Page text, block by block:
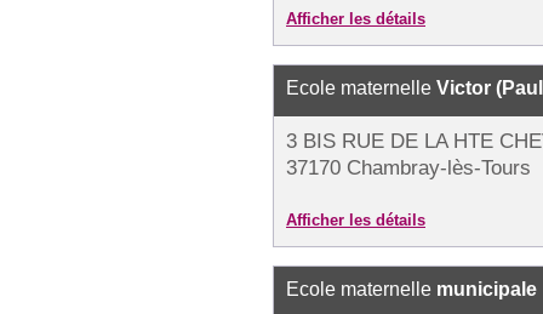
Afficher les détails
Ecole maternelle Victor
3 BIS RUE DE LA HTE
37170 Chambray-lès-Tours
Afficher les détails
Ecole maternelle municipale